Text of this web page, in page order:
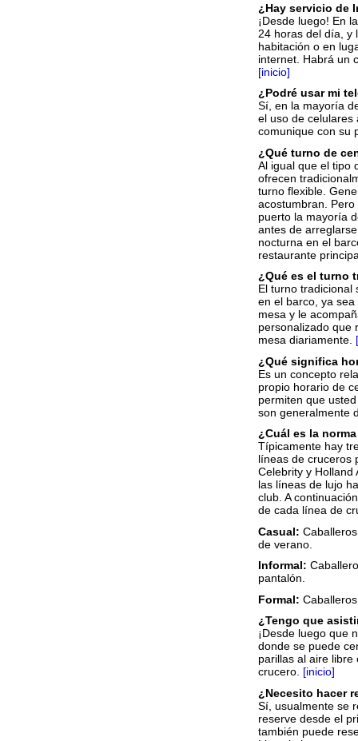
¿Hay servicio de
¡Desde luego! En
24 horas del día, y
habitación o en
internet. Habrá un
[inicio]
¿Podré usar mi
Sí, en la mayoría
el uso de celulares
comunique con su
¿Qué turno de
Al igual que el tipo
ofrecen
turno flexible.
acostumbran.
puerto la mayoría
antes de
nocturna en el
restaurante
¿Qué es el turno
El turno tradicional
en el barco, ya
mesa y le
personalizado que
mesa diariamente.
¿Qué significa
Es un concepto
propio horario de
permiten que
son generalmente
¿Cuál es la
Típicamente hay
líneas de cruceros
Celebrity y Holland
las líneas de lujo
club. A
de cada línea de
Casual:
de verano.
Informal:
pantalón.
Formal:
¿Tengo que
¡Desde luego que
donde se puede
parillas al aire
crucero. [inicio]
¿Necesito hacer
Sí, usualmente se
reserve desde el
también puede